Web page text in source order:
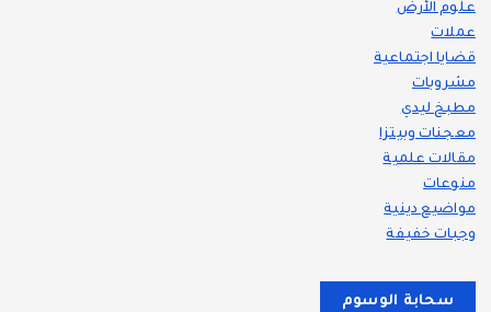
علوم الأرض
عملات
قضايا اجتماعية
مشروبات
مطبخ ليدي
معجنات وبيتزا
مقالات علمية
منوعات
مواضيع دينية
وجبات خفيفة
سحابة الوسوم